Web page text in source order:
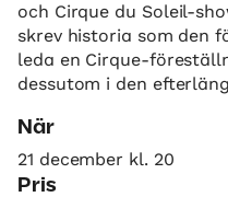
och Cirque du Soleil-
skrev historia som den
leda en Cirque-
dessutom i den
När
21 december kl. 20
Pris